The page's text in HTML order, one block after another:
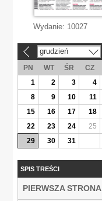
Wydanie: 10027
grudzień
PN WT ŚR CZ
1
2 3 4
8
9 10 11
15
16 17 18
22
23 24 25
29
30 31
SPIS TREŚCI
PIERWSZA STRONA